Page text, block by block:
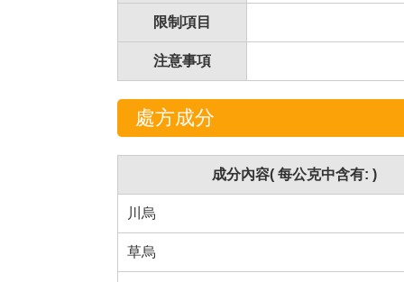
限制項目
注意事項
處方成分
成分內容( 每公克中含有: )
川烏
草烏